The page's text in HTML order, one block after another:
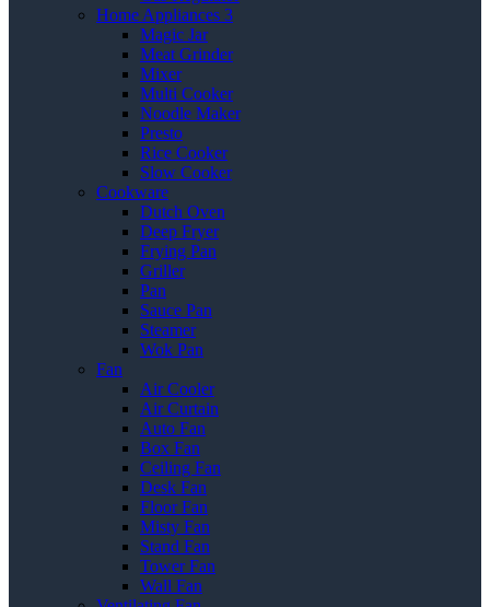
Home Appliances 3
Magic Jar
Meat Grinder
Mixer
Multi Cooker
Noodle Maker
Presto
Rice Cooker
Slow Cooker
Cookware
Dutch Oven
Deep Fryer
Frying Pan
Griller
Pan
Sauce Pan
Steamer
Wok Pan
Fan
Air Cooler
Air Curtain
Auto Fan
Box Fan
Ceiling Fan
Desk Fan
Floor Fan
Misty Fan
Stand Fan
Tower Fan
Wall Fan